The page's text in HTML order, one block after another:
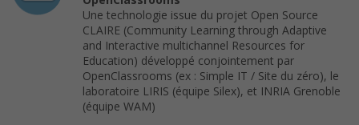
Une technologie issue du projet Open Source
CLAIRE (Community Learning through Adaptive
and Interactive multichannel Resources for
Education) développé conjointement par
OpenClassrooms (ex : Simple IT / Site du zéro), le
laboratoire LIRIS (équipe Silex), et INRIA Grenoble
(équipe WAM)